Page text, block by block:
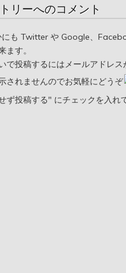
リーへのコメント
も Twitter や Google、
ます。
で投稿するにはメールアドレ
されませんのでお気軽にどうぞ
ず投稿する" にチェックを入れ